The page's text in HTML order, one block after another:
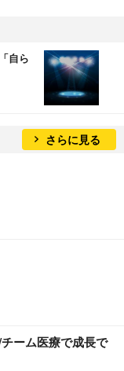
自ら
さらに見る
ーム医療で成長で